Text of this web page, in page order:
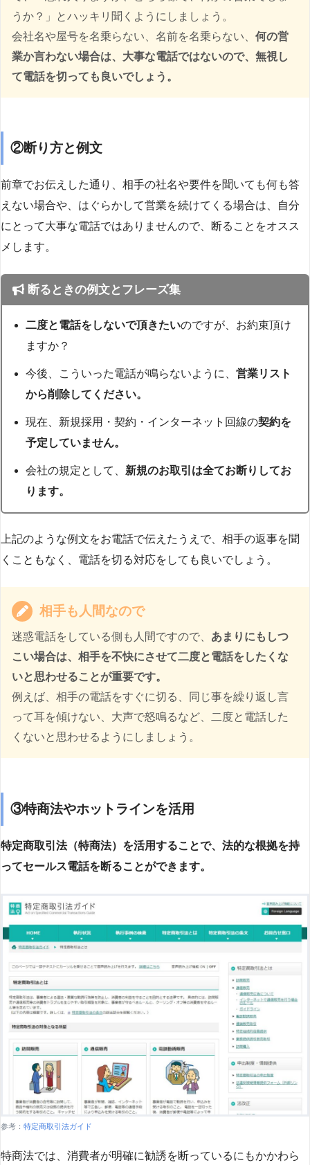
うか？」とハッキリ聞くようにしましょう。
会社名や屋号を名乗らない、名前を名乗らない、 何の営
業か言わない場合は、大事な電話ではないので、無視し
て電話を切っても良いでしょう。
②断り方と例文
前章でお伝えした通り、相手の社名や要件を聞いても何も答
えない場合や、はぐらかして営業を続けてくる場合は、自分
にとって大事な電話ではありませんので、断ることをオスス
メします。
断るときの例文とフレーズ集
二度と電話をしないで頂きたいのですが、お約束頂け
ますか？
今後、こういった電話が鳴らないように、営業リスト
から削除してください。
現在、新規採用・契約・インターネット回線の契約を
予定していません。
会社の規定として、 新規のお取引は全てお断りしてお
ります。
上記のような例文をお電話で伝えたうえで、相手の返事を聞
くこともなく、電話を切る対応をしても良いでしょう。
相手も人間なので
迷惑電話をしている側も人間ですので、 あまりにもしつ
こい場合は、相手を不快にさせて二度と電話をしたくな
いと思わせることが重要です。
例えば、相手の電話をすぐに切る、同じ事を繰り返し言
って耳を傾けない、大声で怒鳴るなど、二度と電話した
くないと思わせるようにしましょう。
③特商法やホットラインを活用
特定商取引法（特商法）を活用することで、法的な根拠を持
ってセールス電話を断ることができます。
参考： 特定商取引法ガイド
特商法では、消費者が明確に勧誘を断っているにもかかわら